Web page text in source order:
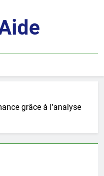
grâce à l’analyse